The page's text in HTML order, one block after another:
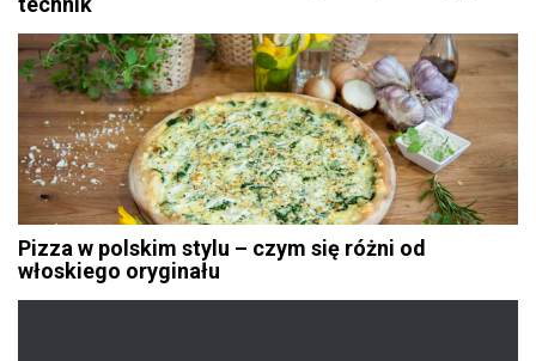
Pizza w polskim stylu – czym się różni od
włoskiego oryginału